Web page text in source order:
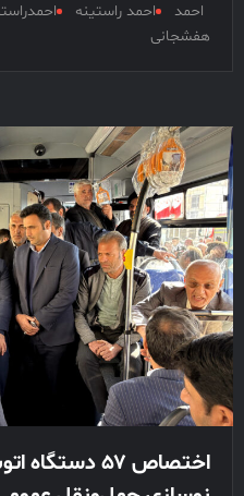
احمد احمد راستینه
هفشجانی
اختصاص ۵۷